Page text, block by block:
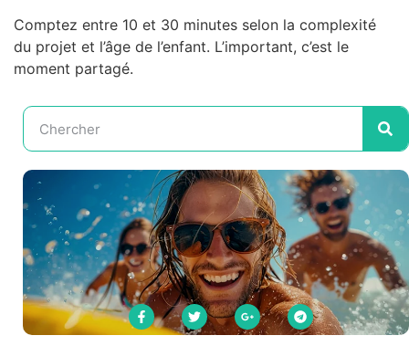
Comptez entre 10 et 30 minutes selon la complexité
du projet et l’âge de l’enfant. L’important, c’est le
moment partagé.